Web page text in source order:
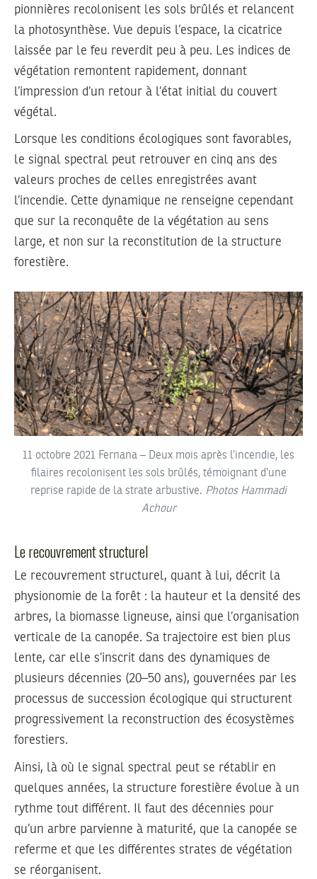
pionnières recolonisent les sols brûlés et relancent
la photosynthèse. Vue depuis l’espace, la cicatrice
laissée par le feu reverdit peu à peu. Les indices de
végétation remontent rapidement, donnant
l’impression d’un retour à l’état initial du couvert
végétal.
Lorsque les conditions écologiques sont favorables,
le signal spectral peut retrouver en cinq ans des
valeurs proches de celles enregistrées avant
l’incendie. Cette dynamique ne renseigne cependant
que sur la reconquête de la végétation au sens
large, et non sur la reconstitution de la structure
forestière.
11 octobre 2021 Fernana – Deux mois après l’incendie, les
filaires recolonisent les sols brûlés, témoignant d’une
reprise rapide de la strate arbustive. Photos Hammadi
Achour
Le recouvrement structurel
Le recouvrement structurel, quant à lui, décrit la
physionomie de la forêt : la hauteur et la densité des
arbres, la biomasse ligneuse, ainsi que l’organisation
verticale de la canopée. Sa trajectoire est bien plus
lente, car elle s’inscrit dans des dynamiques de
plusieurs décennies (20–50 ans), gouvernées par les
processus de succession écologique qui structurent
progressivement la reconstruction des écosystèmes
forestiers.
Ainsi, là où le signal spectral peut se rétablir en
quelques années, la structure forestière évolue à un
rythme tout différent. Il faut des décennies pour
qu’un arbre parvienne à maturité, que la canopée se
referme et que les différentes strates de végétation
se réorganisent.